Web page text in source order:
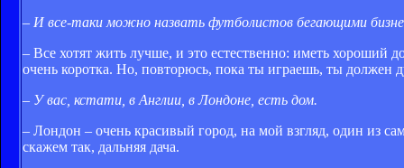
– И все-таки можно назвать футболистов бегающими
– Все хотят жить лучше, и это естественно: иметь хороший
очень коротка. Но, повторюсь, пока ты играешь, ты должен
– У вас, кстати, в Англии, в Лондоне, есть дом.
– Лондон – очень красивый город, на мой взгляд, один из
скажем так, дальняя дача.